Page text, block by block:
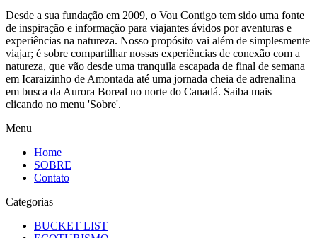
Desde a sua fundação em 2009, o Vou Contigo tem sido uma fonte
de inspiração e informação para viajantes ávidos por aventuras e
experiências na natureza. Nosso propósito vai além de simplesmente
viajar; é sobre compartilhar nossas experiências de conexão com a
natureza, que vão desde uma tranquila escapada de final de semana
em Icaraizinho de Amontada até uma jornada cheia de adrenalina
em busca da Aurora Boreal no norte do Canadá. Saiba mais
clicando no menu 'Sobre'.
Menu
Home
SOBRE
Contato
Categorias
BUCKET LIST